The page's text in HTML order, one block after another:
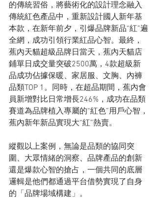
的傳統習俗，將藝術化的設計理念融入
傳統紅色產品中，重新設計國人新年基
本款，在新年前夕，引爆品牌新品“紅”遍
全網，成功引領行業紅品心智。最終，
蕉內天貓超級品牌日當天，蕉內天貓店
鋪單日成交量突破2500萬，4款超級新
品成功佔據保暖、家居服、文胸、內褲
品類TOP 1。同時，在超品期間，蕉內會
員新增對比日常增長246%，成功在品類
賽道為品牌植入專屬的“紅色”用戶心智，
蕉內新年新品實現大“紅”熱賣。
縱觀以上案例，無論是品類的協同突
圍、大眾情緒的洞察、品牌產品的創新
還是爆款心智的搶占，一個共同的底層
邏輯是他們都通過平台借勢實現了自身
的「品牌場域構建」。